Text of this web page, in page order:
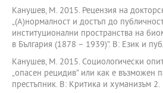
Канушев, М. 2015. Рецензия на
„(А)нормалност и достъп до
институционални пространства на
в България (1878 – 1939)”. В: Език и
Канушев, М. 2015. Социологически
„опасен рецидив” или как е възможен
престъпник. В: Критика и хуманизъм 2.